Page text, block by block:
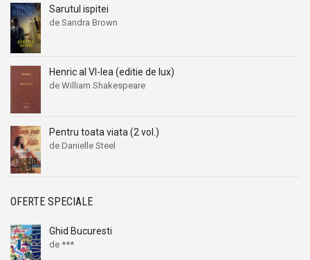
Sarutul ispitei
de Sandra Brown
Henric al VI-lea (editie de lux)
de William Shakespeare
Pentru toata viata (2 vol.)
de Danielle Steel
OFERTE SPECIALE
Ghid Bucuresti
de ***